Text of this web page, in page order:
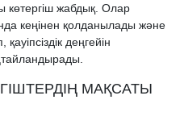
көтергіш жабдық. Олар
кеңінен қолданылады және
деңгейін
МАҚСАТЫ